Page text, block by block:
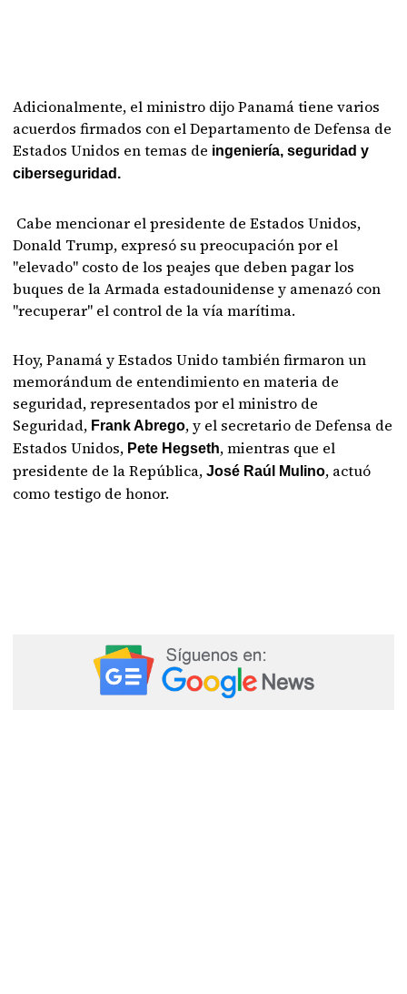
Adicionalmente, el ministro dijo Panamá tiene varios
acuerdos firmados con el Departamento de Defensa de
Estados Unidos en temas de ingeniería, seguridad y
ciberseguridad.
Cabe mencionar el presidente de Estados Unidos,
Donald Trump, expresó su preocupación por el
"elevado" costo de los peajes que deben pagar los
buques de la Armada estadounidense y amenazó con
"recuperar" el control de la vía marítima.
Hoy, Panamá y Estados Unido también firmaron un
memorándum de entendimiento en materia de
seguridad, representados por el ministro de
Seguridad, Frank Abrego, y el secretario de Defensa de
Estados Unidos, Pete Hegseth, mientras que el
presidente de la República,José Raúl Mulino, actuó
como testigo de honor.